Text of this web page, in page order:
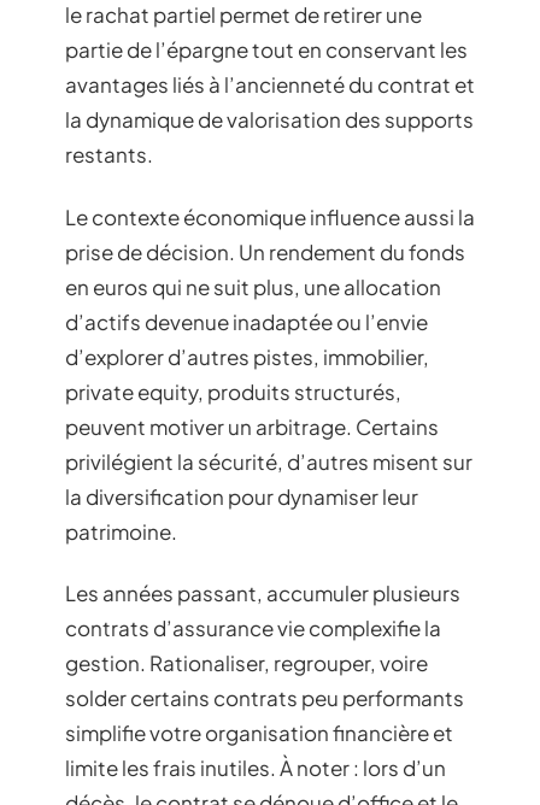
le rachat partiel permet de retirer une
partie de l’épargne tout en conservant les
avantages liés à l’ancienneté du contrat et
la dynamique de valorisation des supports
restants.
Le contexte économique influence aussi la
prise de décision. Un rendement du fonds
en euros qui ne suit plus, une allocation
d’actifs devenue inadaptée ou l’envie
d’explorer d’autres pistes, immobilier,
private equity, produits structurés,
peuvent motiver un arbitrage. Certains
privilégient la sécurité, d’autres misent sur
la diversification pour dynamiser leur
patrimoine.
Les années passant, accumuler plusieurs
contrats d’assurance vie complexifie la
gestion. Rationaliser, regrouper, voire
solder certains contrats peu performants
simplifie votre organisation financière et
limite les frais inutiles. À noter : lors d’un